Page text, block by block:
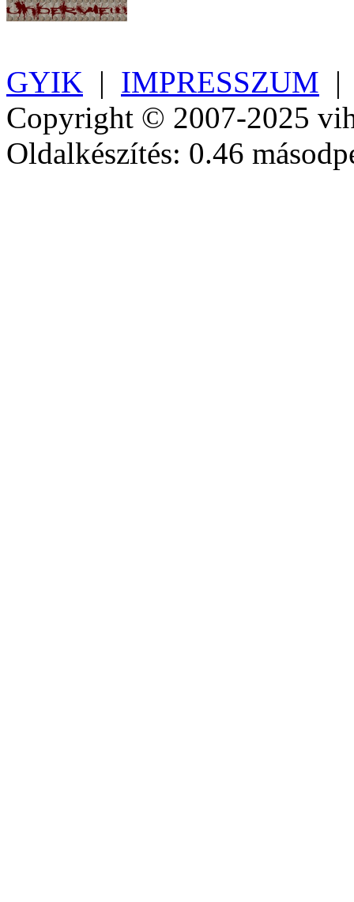
GYIK | IMPRESSZUM
Copyright © 2007-2025
Oldalkészítés: 0.46